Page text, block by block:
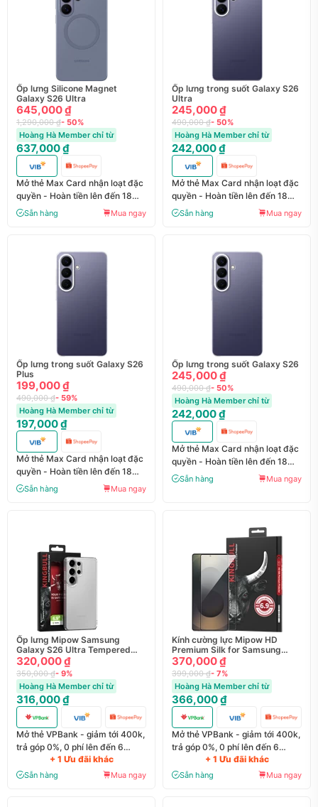
Ốp lưng Silicone Magnet
Galaxy S26 Ultra
645,000 ₫
1,290,000 ₫- 50%
Hoàng Hà Member chỉ từ
637,000 ₫
Mở thẻ Max Card nhận loạt đặc
quyền - Hoàn tiền lên đến 18
triệu đồng
Sẵn hàng Mua ngay
Ốp lưng trong suốt Galaxy S26
Ultra
245,000 ₫
490,000 ₫- 50%
Hoàng Hà Member chỉ từ
242,000 ₫
Mở thẻ Max Card nhận loạt đặc
quyền - Hoàn tiền lên đến 18
triệu đồng
Sẵn hàng Mua ngay
Ốp lưng trong suốt Galaxy S26
Plus
199,000 ₫
490,000 ₫- 59%
Hoàng Hà Member chỉ từ
197,000 ₫
Mở thẻ Max Card nhận loạt đặc
quyền - Hoàn tiền lên đến 18
triệu đồng
Sẵn hàng Mua ngay
Ốp lưng trong suốt Galaxy S26
245,000 ₫
490,000 ₫- 50%
Hoàng Hà Member chỉ từ
242,000 ₫
Mở thẻ Max Card nhận loạt đặc
quyền - Hoàn tiền lên đến 18
triệu đồng
Sẵn hàng Mua ngay
Ốp lưng Mipow Samsung
Galaxy S26 Ultra Tempered
Transparent PS26
320,000 ₫
350,000 ₫- 9%
Hoàng Hà Member chỉ từ
316,000 ₫
Mở thẻ VPBank - giảm tới 400k,
trả góp 0%, 0 phí lên đến 6
+ 1 Ưu đãi khác
Sẵn hàng Mua ngay
Kính cường lực Mipow HD
Premium Silk for Samsung
Galaxy S26 BJS26
370,000 ₫
399,000 ₫- 7%
Hoàng Hà Member chỉ từ
366,000 ₫
Mở thẻ VPBank - giảm tới 400k,
trả góp 0%, 0 phí lên đến 6
+ 1 Ưu đãi khác
Sẵn hàng Mua ngay